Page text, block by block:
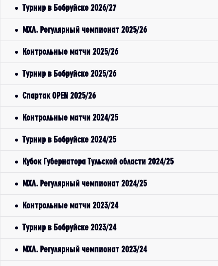
Турнир в Бобруйске 2026/27
МХЛ. Регулярный чемпионат 2025/26
Контрольные матчи 2025/26
Турнир в Бобруйске 2025/26
Спартак OPEN 2025/26
Контрольные матчи 2024/25
Турнир в Бобруйске 2024/25
Кубок Губернатора Тульской области 2024/25
МХЛ. Регулярный чемпионат 2024/25
Контрольные матчи 2023/24
Турнир в Бобруйске 2023/24
МХЛ. Регулярный чемпионат 2023/24